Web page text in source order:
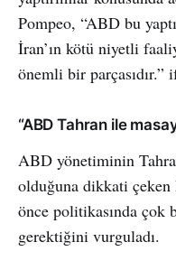
Pompeo, “ABD bu
İran’ın kötü niyetli
önemli bir parçasıdır.”
“ABD Tahran ile
ABD yönetiminin
olduğuna dikkati çeken
önce politikasında çok
gerektiğini vurguladı.